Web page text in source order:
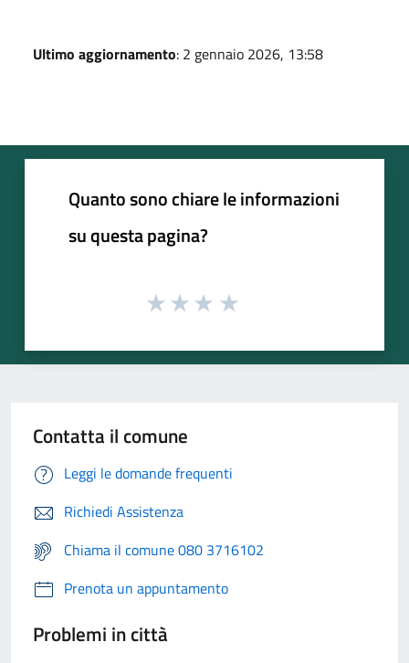
Ultimo aggiornamento: 2 gennaio 2026, 13:58
Quanto sono chiare le informazioni
su questa pagina?
Contatta il comune
Leggi le domande frequenti
Richiedi Assistenza
Chiama il comune 080 3716102
Prenota un appuntamento
Problemi in città